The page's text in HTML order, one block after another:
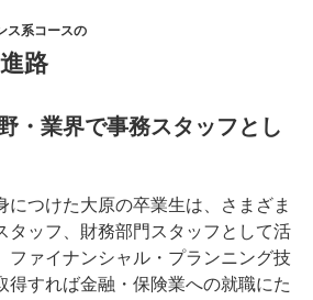
ス系コースの
路
・業界で事務スタッフとし
につけた大原の卒業生は、さまざま
タッフ、財務部門スタッフとして活
ファイナンシャル・プランニング技
得すれば金融・保険業への就職にた